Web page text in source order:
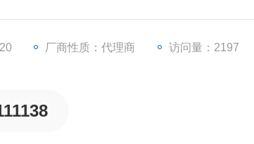
厂商性质：代理商 访问量：2197